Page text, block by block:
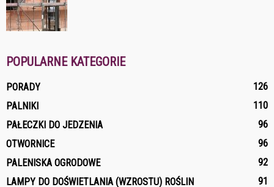
POPULARNE KATEGORIE
PORADY
126
PALNIKI
110
PAŁECZKI DO JEDZENIA
96
OTWORNICE
96
PALENISKA OGRODOWE
92
LAMPY DO DOŚWIETLANIA (WZROSTU) ROŚLIN
91